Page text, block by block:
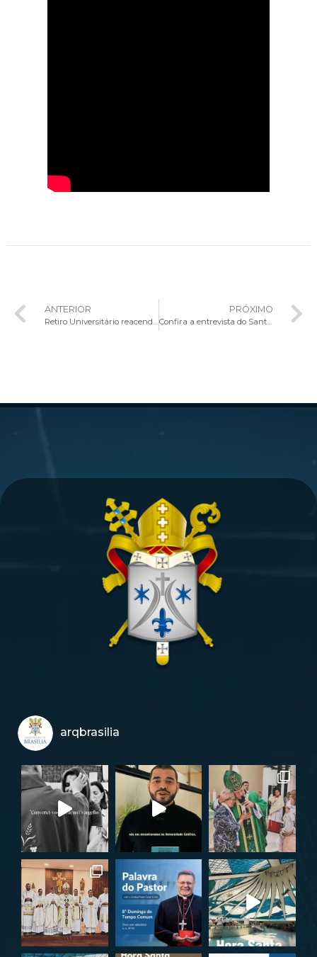
ANTERIOR
Retiro Universitário reacende esperança e compromisso missionário entre jovens
PRÓXIMO
Confira a entrevista do Santo Padre durante o voo de retorno a Roma
arqbrasilia